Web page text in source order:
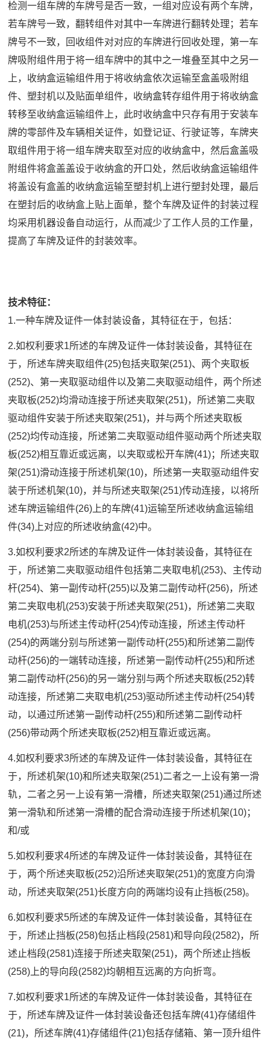
检测一组车牌的车牌号是否一致，一组对应设有两个车牌，
若车牌号一致，翻转组件对其中一车牌进行翻转处理；若车
牌号不一致，回收组件对对应的车牌进行回收处理，第一车
牌吸附组件用于将一组车牌中的其中之一堆叠至其中之另一
上，收纳盒运输组件用于将收纳盒依次运输至盒盖吸附组
件、塑封机以及贴面单组件，收纳盒转存组件用于将收纳盒
转移至收纳盒运输组件上，此时收纳盒中只存有用于安装车
牌的零部件及车辆相关证件，如登记证、行驶证等，车牌夹
取组件用于将一组车牌夹取至对应的收纳盒中，然后盒盖吸
附组件将盒盖盖设于收纳盒的开口处，然后收纳盒运输组件
将盖设有盒盖的收纳盒运输至塑封机上进行塑封处理，最后
在塑封后的收纳盒上贴上面单，整个车牌及证件的封装过程
均采用机器设备自动运行，从而减少了工作人员的工作量，
提高了车牌及证件的封装效率。
技术特征：
1.一种车牌及证件一体封装设备，其特征在于，包括：
2.如权利要求1所述的车牌及证件一体封装设备，其特征在
于，所述车牌夹取组件(25)包括夹取架(251)、两个夹取板
(252)、第一夹取驱动组件以及第二夹取驱动组件，两个所述
夹取板(252)均滑动连接于所述夹取架(251)，所述第二夹取
驱动组件安装于所述夹取架(251)，并与两个所述夹取板
(252)均传动连接，所述第二夹取驱动组件驱动两个所述夹取
板(252)相互靠近或远离，以夹取或松开车牌(41)；所述夹取
架(251)滑动连接于所述机架(10)，所述第一夹取驱动组件安
装于所述机架(10)，并与所述夹取架(251)传动连接，以将所
述车牌运输组件(26)上的车牌(41)运输至所述收纳盒运输组
件(34)上对应的所述收纳盒(42)中。
3.如权利要求2所述的车牌及证件一体封装设备，其特征在
于，所述第二夹取驱动组件包括第二夹取电机(253)、主传动
杆(254)、第一副传动杆(255)以及第二副传动杆(256)，所述
第二夹取电机(253)安装于所述夹取架(251)，所述第二夹取
电机(253)与所述主传动杆(254)传动连接，所述主传动杆
(254)的两端分别与所述第一副传动杆(255)和所述第二副传
动杆(256)的一端转动连接，所述第一副传动杆(255)和所述
第二副传动杆(256)的另一端分别与两个所述夹取板(252)转
动连接，所述第二夹取电机(253)驱动所述主传动杆(254)转
动，以通过所述第一副传动杆(255)和所述第二副传动杆
(256)带动两个所述夹取板(252)相互靠近或远离。
4.如权利要求3所述的车牌及证件一体封装设备，其特征在
于，所述机架(10)和所述夹取架(251)二者之一上设有第一滑
轨，二者之另一上设有第一滑槽，所述夹取架(251)通过所述
第一滑轨和所述第一滑槽的配合滑动连接于所述机架(10)；
和/或
5.如权利要求4所述的车牌及证件一体封装设备，其特征在
于，两个所述夹取板(252)沿所述夹取架(251)的宽度方向滑
动，所述夹取架(251)长度方向的两端均设有止挡板(258)。
6.如权利要求5所述的车牌及证件一体封装设备，其特征在
于，所述止挡板(258)包括止档段(2581)和导向段(2582)，所
述止档段(2581)连接于所述夹取架(251)，两个所述止挡板
(258)上的导向段(2582)均朝相互远离的方向折弯。
7.如权利要求1所述的车牌及证件一体封装设备，其特征在
于，所述车牌及证件一体封装设备还包括车牌(41)存储组件
(21)，所述车牌(41)存储组件(21)包括存储箱、第一顶升组件